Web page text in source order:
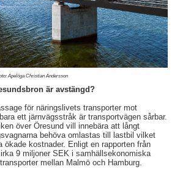
Apelöga Christian Andersson
är avstängd?
för näringslivets transporter mot
ett järnvägsstråk är transportvägen sårbar.
över Öresund vill innebära att långt
behöva omlastas till lastbil vilket
ökade kostnader. Enligt en rapporten från
9 miljoner SEK i samhällsekonomiska
mellan Malmö och Hamburg.